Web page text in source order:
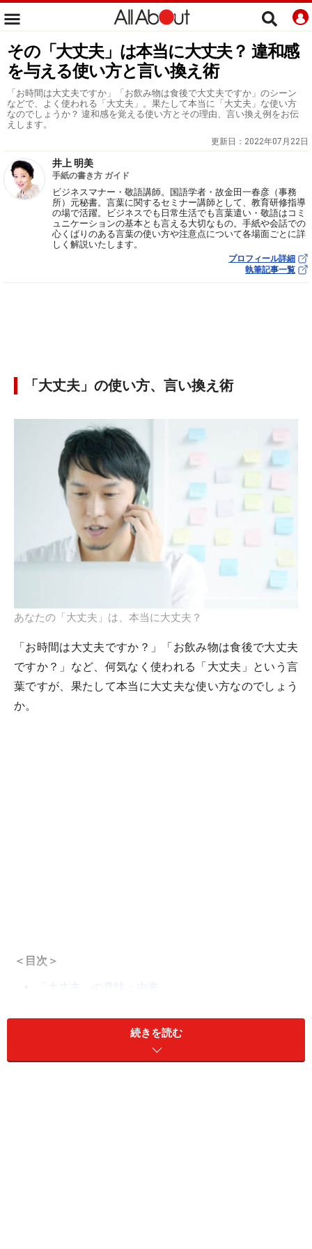
その「大丈夫」は本当に大丈夫？ 違和感
を与える使い方と言い換え術
「お時間は大丈夫ですか」「お飲み物は食後で大丈夫ですか」のシーン
などで、よく使われる「大丈夫」。果たして本当に「大丈夫」な使い方
なのでしょうか？ 違和感を覚える使い方とその理由、言い換え例をお伝
えします。
更新日： 2022年07月22日
井上 明美
手紙の書き方 ガイド
ビジネスマナー・敬語講師。国語学者・故金田一春彦（事務
所）元秘書。言葉に関するセミナー講師として、教育研修指導
の場で活躍。ビジネスでも日常生活でも言葉遣い・敬語はコミ
ュニケーションの基本とも言える大切なもの。手紙や会話での
心くばりのある言葉の使い方や注意点について各場面ごとに詳
しく解説いたします。
プロフィール詳細
執筆記事一覧
「大丈夫」の使い方、言い換え術
あなたの「大丈夫」は、本当に大丈夫？
「お時間は大丈夫ですか？」「お飲み物は食後で大丈夫
ですか？」など、何気なく使われる「大丈夫」という言
葉ですが、果たして本当に大丈夫な使い方なのでしょう
か。
＜目次＞
「大丈夫」の意味・由来
「お飲み物は食後で大丈夫ですか」のような言葉の
続きを読む